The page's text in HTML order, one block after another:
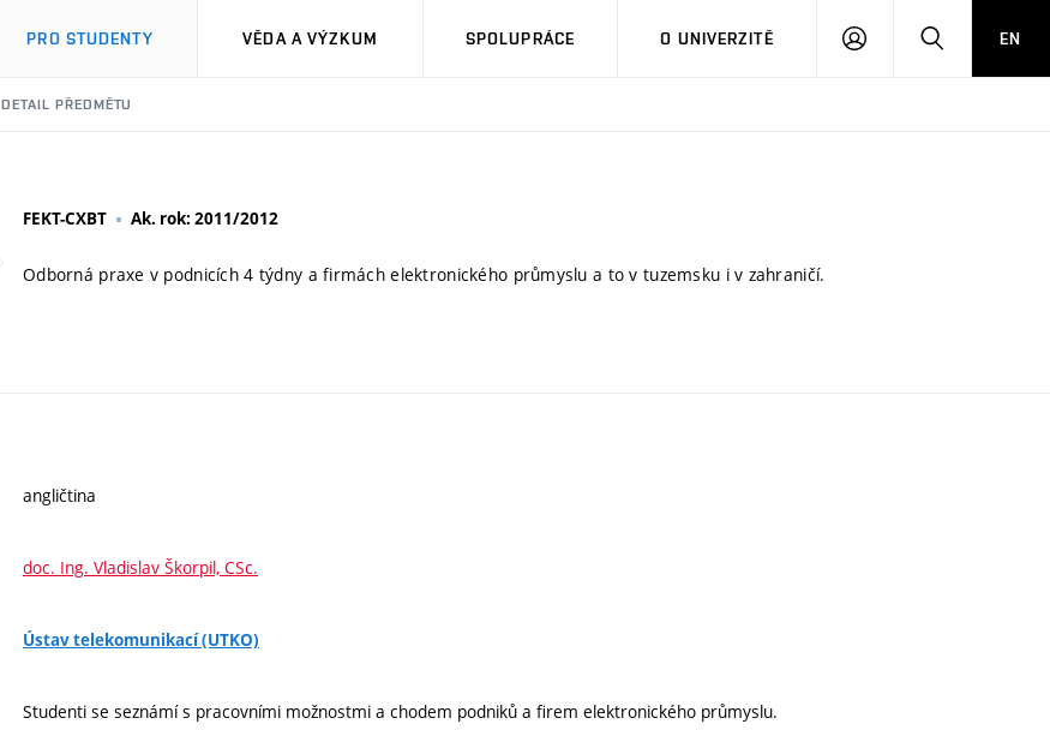
PRO STUDENTY VĚDA A VÝZKUM SPOLUPRÁCE O UNIVERZITĚ
PŘIHLÁSIT HLEDATEN
DETAIL PŘEDMĚTU
FEKT-CXBT Ak. rok: 2011/2012
Odborná praxe v podnicích 4 týdny a firmách elektronického průmyslu a to v tuzemsku i v zahraničí.
angličtina
doc. Ing. Vladislav Škorpil, CSc.
Ústav telekomunikací (UTKO)
Studenti se seznámí s pracovními možnostmi a chodem podniků a firem elektronického průmyslu.